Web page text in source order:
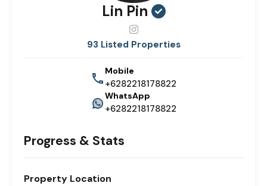
Lin Pin
93 Listed Properties
Mobile
+6282218178822
WhatsApp
+6282218178822
Progress & Stats
Property Location